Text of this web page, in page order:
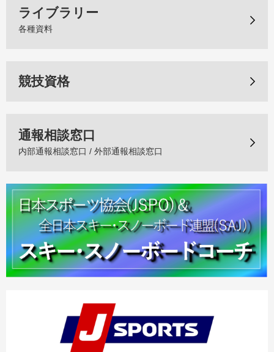
ライブラリー
各種資料
競技資格
通報相談窓口
内部通報相談窓口 / 外部通報相談窓口